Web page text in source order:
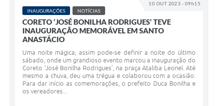
10 OUT 2023 - 09h15
INAUGURAÇÕES NOTÍCIAS
CORETO ‘JOSÉ BONILHA RODRIGUES’ TEVE
INAUGURAÇÃO MEMORÁVEL EM SANTO
ANASTÁCIO
Uma noite mágica, assim pode-se definir a noite do último
sábado, onde um grandioso evento marcou a inauguração do
Coreto ‘José Bonilha Rodrigues’, na praça Ataliba Leonel. Até
mesmo a chuva, deu uma trégua e colaborou com a ocasião.
Para dar início as comemorações, o prefeito Duca Bonilha e
os vereadores...